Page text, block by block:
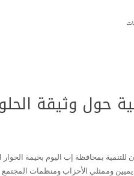
حول وثيقة
بمحافظة إب اليوم بخيمة
وممثلي الأحزاب ومنظمات المجتمع